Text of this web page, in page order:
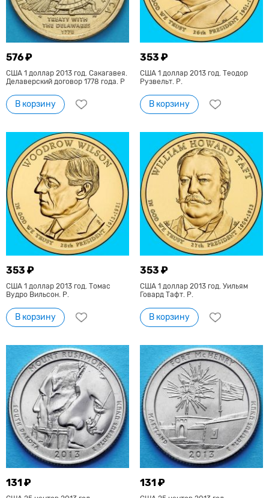
576 ₽
США 1 доллар 2013 год. Сакагавея.
Делаверский договор 1778 года. P
В корзину
353 ₽
США 1 доллар 2013 год. Теодор
Рузвельт. Р.
В корзину
353 ₽
США 1 доллар 2013 год. Томас
Вудро Вильсон. Р.
В корзину
353 ₽
США 1 доллар 2013 год. Уильям
Говард Тафт. Р.
В корзину
131 ₽ 131 ₽